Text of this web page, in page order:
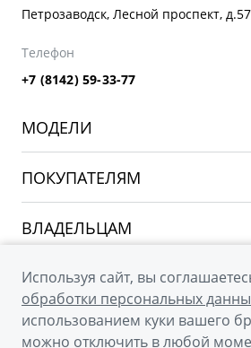
Петрозаводск, Лесной проспект,
Телефон
+7 (8142) 59-33-77
МОДЕЛИ
CITYRAY
OKAVANGO
MONJARO
ПОКУПАТЕЛЯМ
Финансы и услуги
ВЛАДЕЛЬЦАМ
Поддержка
О КОМПАНИИ
О бренде GEELY
О дилерском центре
Используя сайт, вы
обработки персональных
использованием куки вашего
можно отключить в любой